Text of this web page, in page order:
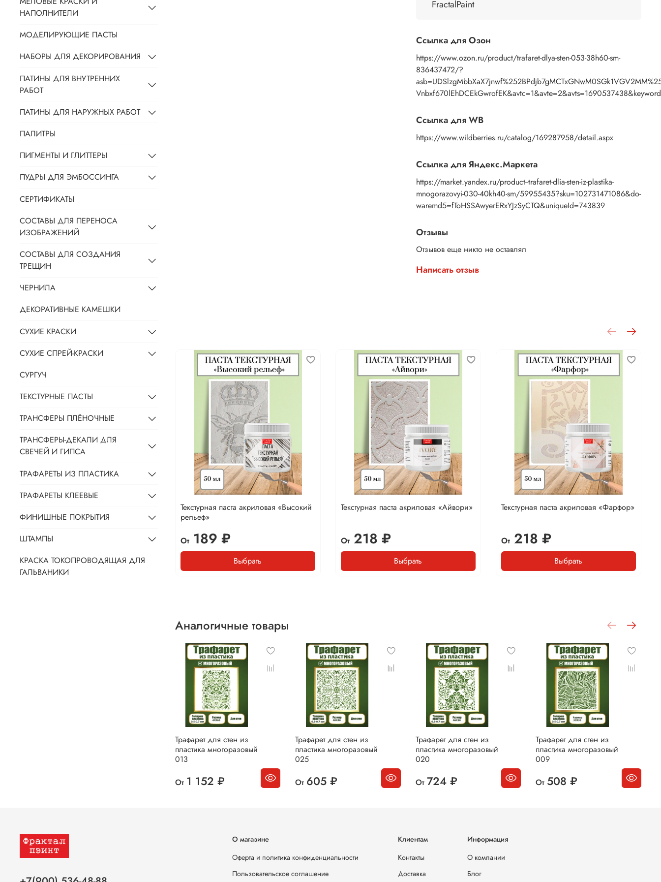
Применение:
промыть трафарет под теплой водой с моющим
средством, затем просушить бумажным полотенцем.
FractalPaint
Ссылка для Озон
https://www.ozon.ru/product/trafaret-dlya-sten-053-38h60-sm-
836437472/?
Ссылка для WB
https://www.wildberries.ru/catalog/169287958/detail.aspx
Ссылка для Яндекс.Маркета
https://market.yandex.ru/product--trafaret-dlia-sten-iz-plastika-
mnogorazovyi-030-40kh40-sm/59955435?sku=102731471086&do-
waremd5=fToHSSAwyerERxYJzSyCTQ&uniqueId=743839
Отзывы
Отзывов еще никто не оставлял
Написать отзыв
Текстурная паста акриловая «Высокий
рельеф»
От189 ₽
Выбрать
Текстурная паста акриловая «Айвори»
От218 ₽
Выбрать
Текстурная паста акриловая «Фарфор»
От218 ₽
Выбрать
Аналогичные товары
Трафарет для стен из
пластика многоразовый
013
От 1 152 ₽
Трафарет для стен из
пластика многоразовый
025
От 605 ₽
Трафарет для стен из
пластика многоразовый
020
От 724 ₽
Трафарет для стен из
пластика многоразовый
009
От 508 ₽
НАПОЛНИТЕЛИ
МОДЕЛИРУЮЩИЕ ПАСТЫ
НАБОРЫ ДЛЯ ДЕКОРИРОВАНИЯ
ПАТИНЫ ДЛЯ ВНУТРЕННИХ
РАБОТ
ПАТИНЫ ДЛЯ НАРУЖНЫХ РАБОТ
ПАЛИТРЫ
ПИГМЕНТЫ И ГЛИТТЕРЫ
ПУДРЫ ДЛЯ ЭМБОССИНГА
СЕРТИФИКАТЫ
СОСТАВЫ ДЛЯ ПЕРЕНОСА
ИЗОБРАЖЕНИЙ
СОСТАВЫ ДЛЯ СОЗДАНИЯ
ТРЕЩИН
ЧЕРНИЛА
ДЕКОРАТИВНЫЕ КАМЕШКИ
СУХИЕ КРАСКИ
СУХИЕ СПРЕЙ-КРАСКИ
СУРГУЧ
ТЕКСТУРНЫЕ ПАСТЫ
ТРАНСФЕРЫ ПЛЁНОЧНЫЕ
ТРАНСФЕРЫ-ДЕКАЛИ ДЛЯ
СВЕЧЕЙ И ГИПСА
ТРАФАРЕТЫ ИЗ ПЛАСТИКА
ТРАФАРЕТЫ КЛЕЕВЫЕ
ФИНИШНЫЕ ПОКРЫТИЯ
ШТАМПЫ
КРАСКА ТОКОПРОВОДЯЩАЯ ДЛЯ
ГАЛЬВАНИКИ
О магазине
Оферта и политика конфиденциальности
Пользовательское соглашение
Клиентам
Контакты
Доставка
Информация
О компании
Блог